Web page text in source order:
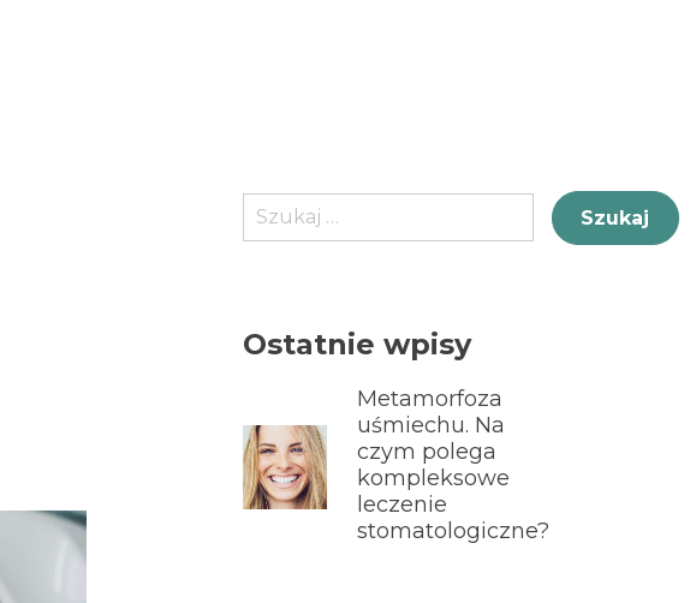
Szukaj:
Ostatnie wpisy
Metamorfoza
uśmiechu. Na
czym polega
kompleksowe
leczenie
stomatologiczne?